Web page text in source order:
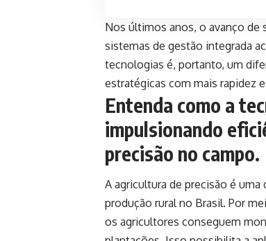
Nos últimos anos, o avanço
sistemas de gestão integrada
tecnologias é, portanto, um
estratégicas com mais rapidez
Entenda como a
impulsionando
precisão no campo.
A agricultura de precisão é
produção rural no Brasil. Por
os agricultores conseguem